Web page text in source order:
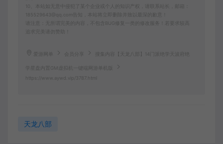
10、本站如无意中侵犯了某个企业或个人的知识产权，请联系站长，邮箱：
185529643@qq.com告知，本站将立即删除并致以最深的歉意！
请注意：无所谓完美的内容，不包含BUG修复一类的修改服务！若要求较高
追求完美请勿赞助！
爱游网单 搜集内容【天龙八部】14门派绝学天波府绝
学星盘内置GM虚拟机一键端网游单机版
https://www.aywd.vip/3787.html
天龙八部